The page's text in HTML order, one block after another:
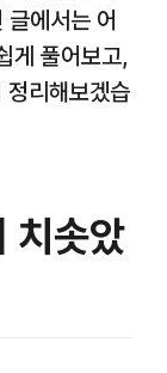
에서는 어
게 풀어보고,
정리해보겠습
치솟았